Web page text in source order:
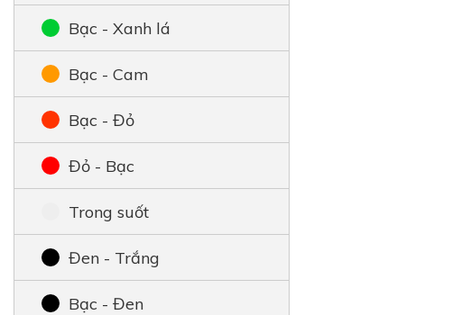
Bạc - Xanh lá
Bạc - Cam
Bạc - Đỏ
Đỏ - Bạc
Trong suốt
Đen - Trắng
Bạc - Đen